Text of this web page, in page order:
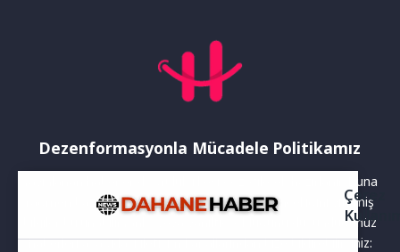
Dezenformasyonla Mücadele Politikamız
Yayınlanan haberler doğruluk ilkesi gözetilerek hazırlanır. Buna
rağmen bazı içeriklerde eksik, hatalı veya güncelliğini yitirmiş
bilgiler bulunabilir.Yanlış veya yanıltıcı olduğunu düşündüğünüz
haberleri aşağıdaki iletişim kanallarından bize bildirebilirsiniz:
Çerez